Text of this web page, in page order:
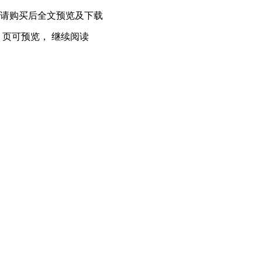
购买后全文预览及下载
可预览， 继续阅读